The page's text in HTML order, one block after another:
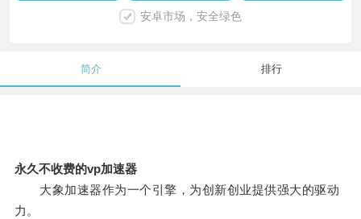
安卓市场，安全绿色
简介 排行
永久不收费的vp加速器
大象加速器作为一个引擎，为创新创业提供强大的驱动
力。